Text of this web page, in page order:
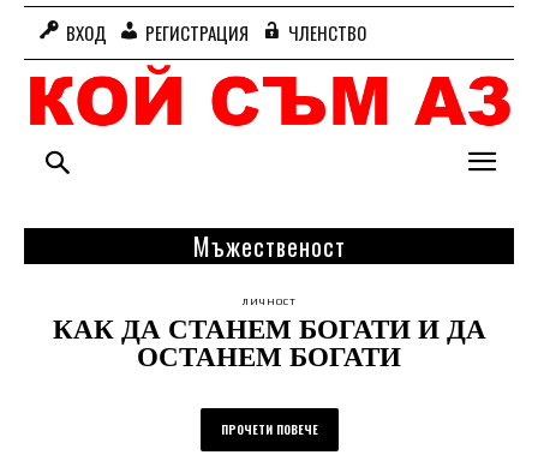
ВХОД РЕГИСТРАЦИЯ ЧЛЕНСТВО
Мъжественост
ЛИЧНОСТ
КАК ДА СТАНЕМ БОГАТИ И ДА
ОСТАНЕМ БОГАТИ
ПРОЧЕТИ ПОВЕЧЕ